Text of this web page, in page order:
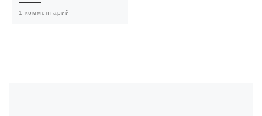
1 комментарий